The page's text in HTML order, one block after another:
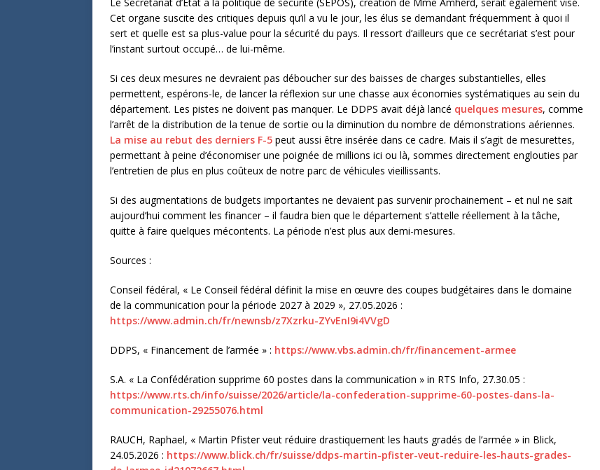
Cet organe suscite des critiques depuis qu’il a vu le jour, les élus se demandant fréquemment à quoi il
sert et quelle est sa plus-value pour la sécurité du pays. Il ressort d’ailleurs que ce secrétariat s’est pour
l’instant surtout occupé… de lui-même.
Si ces deux mesures ne devraient pas déboucher sur des baisses de charges substantielles, elles
permettent, espérons-le, de lancer la réflexion sur une chasse aux économies systématiques au sein du
département. Les pistes ne doivent pas manquer. Le DDPS avait déjà lancé quelques mesures, comme
l’arrêt de la distribution de la tenue de sortie ou la diminution du nombre de démonstrations aériennes.
La mise au rebut des derniers F-5 peut aussi être insérée dans ce cadre. Mais il s’agit de mesurettes,
permettant à peine d’économiser une poignée de millions ici ou là, sommes directement englouties par
l’entretien de plus en plus coûteux de notre parc de véhicules vieillissants.
Si des augmentations de budgets importantes ne devaient pas survenir prochainement – et nul ne sait
aujourd’hui comment les financer – il faudra bien que le département s’attelle réellement à la tâche,
quitte à faire quelques mécontents. La période n’est plus aux demi-mesures.
Sources :
Conseil fédéral, « Le Conseil fédéral définit la mise en œuvre des coupes budgétaires dans le domaine
de la communication pour la période 2027 à 2029 », 27.05.2026 :
https://www.admin.ch/fr/newnsb/z7Xzrku-ZYvEnI9i4VVgD
DDPS, « Financement de l’armée » : https://www.vbs.admin.ch/fr/financement-armee
S.A. « La Confédération supprime 60 postes dans la communication » in RTS Info, 27.30.05 :
https://www.rts.ch/info/suisse/2026/article/la-confederation-supprime-60-postes-dans-la-
communication-29255076.html
RAUCH, Raphael, « Martin Pfister veut réduire drastiquement les hauts gradés de l’armée » in Blick,
24.05.2026 : https://www.blick.ch/fr/suisse/ddps-martin-pfister-veut-reduire-les-hauts-grades-